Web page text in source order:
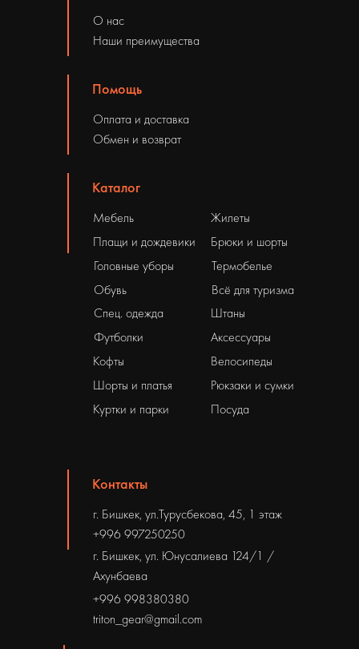
О нас
Наши преимущества
Помощь
Оплата и доставка
Обмен и возврат
Контакты
г. Бишкек, ул.Турусбекова, 45, 1 этаж
г. Бишкек, ул. Юнусалиева 124/1 /
Ахунбаева
+996 998380380
triton_gear@gmail.com
+996 997250250
Жилеты
Каталог
Плащи и дождевики
Головные уборы
Обувь
Штаны
Рюкзаки и сумки
Мебель
Брюки и шорты
Термобелье
Всё для туризма
Велосипеды
Аксессуары
Спец. одежда
Футболки
Куртки и парки
Кофты
Шорты и платья
Посуда